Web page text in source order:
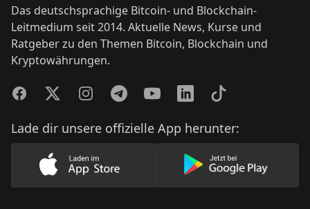
Das deutschsprachige Bitcoin- und Blockchain-
Leitmedium seit 2014. Aktuelle News, Kurse und
Ratgeber zu den Themen Bitcoin, Blockchain und
Kryptowährungen.
FacebookTwitterInstagramTelegramYouTubeLinkedInTikTok
Lade dir unsere offizielle App herunter:
Lade unsere App im AppStore herunter
Lade unsere